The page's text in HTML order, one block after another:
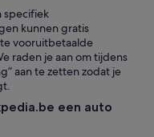
specifiek
kunnen gratis
vooruitbetaalde
raden je aan om tijdens
aan te zetten zodat je
een auto